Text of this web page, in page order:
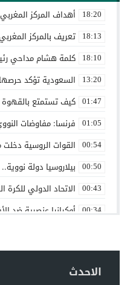
18:20 أهداف المركز المغربي
18:13 تعريف بالمركز
18:10 كلمة هشام مداحي
13:20 السعودية تؤكد
01:47 كيف تستمتع
01:05 فرنسا: مفاوضات
00:54 القوات الروسية
00:50 بيلاروسيا دولة
00:43 الاتحاد الدولي للكرة
00:34 أوكرانيا عنصرية ضد
00:22 حماقات بوتين – عماد
00:18 توقعات بهروب 7 مليون أوكراني من الحرب تجاه الحدود الأوروبيةالاحدث